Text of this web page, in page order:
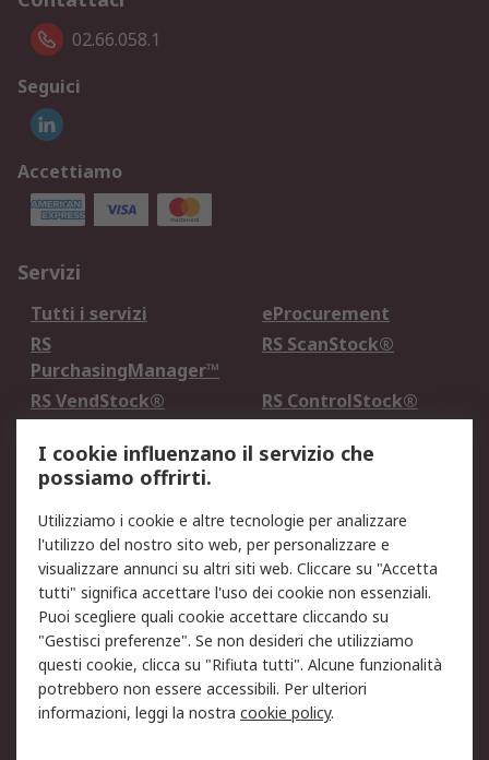
02.66.058.1
Seguici
Accettiamo
Servizi
Tutti i servizi
eProcurement
RS
PurchasingManager™
RS ScanStock®
RS VendStock®
RS ControlStock®
Legale
Informativa Cookie
Informativa Privacy -
Aggiornata
Email Security
Termini d'uso
Condizioni di vendita
Condizioni generali di
servizio
Etica e responsabilità
Chi Siamo
I cookie influenzano il servizio che
possiamo offrirti.
Utilizziamo i cookie e altre tecnologie per analizzare
l'utilizzo del nostro sito web, per personalizzare e
visualizzare annunci su altri siti web. Cliccare su "Accetta
tutti" significa accettare l'uso dei cookie non essenziali.
Puoi scegliere quali cookie accettare cliccando su
"Gestisci preferenze". Se non desideri che utilizziamo
questi cookie, clicca su "Rifiuta tutti". Alcune funzionalità
potrebbero non essere accessibili. Per ulteriori
informazioni, leggi la nostra cookie policy.